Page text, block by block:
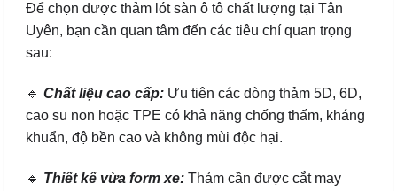
Để chọn được thảm lót sàn ô tô chất lượng tại Tân
Uyên, bạn cần quan tâm đến các tiêu chí quan trọng
sau:
🔹 Chất liệu cao cấp: Ưu tiên các dòng thảm 5D, 6D,
cao su non hoặc TPE có khả năng chống thấm, kháng
khuẩn, độ bền cao và không mùi độc hại.
🔹 Thiết kế vừa form xe: Thảm cần được cắt may